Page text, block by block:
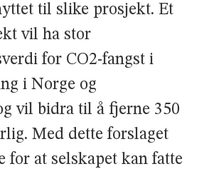
til slike prosjekt. Et
vil ha stor
for CO2-fangst i
i Norge og
vil bidra til å fjerne 350
Med dette forslaget
for at selskapet kan fatte